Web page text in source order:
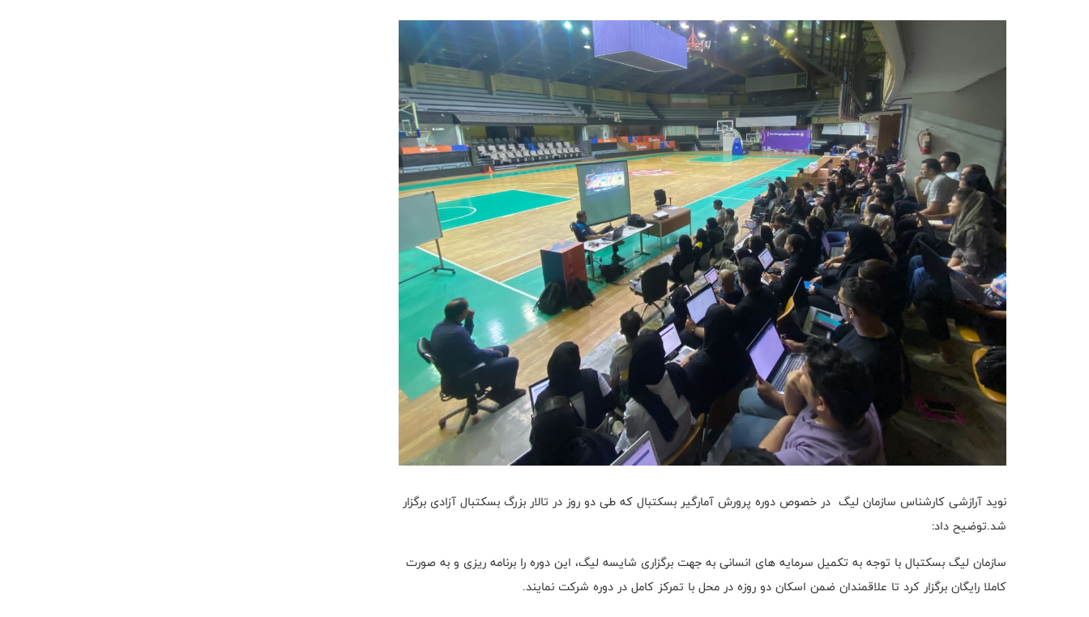
نوید آرازشی کارشناس سازمان لیگ در خصوص دوره پرورش آمارگیر بسکتبال که طی دو روز در تالار بزرگ بسکتبال آزادی برگزار
شد.توضیح داد:
سازمان لیگ بسکتبال با توجه به تکمیل سرمایه های انسانی به جهت برگزاری شایسه لیگ، این دوره را برنامه ریزی و به صورت
کاملا رایگان برگزار کرد تا علاقمندان ضمن اسکان دو روزه در محل با تمرکز کامل در دوره شرکت نمایند.